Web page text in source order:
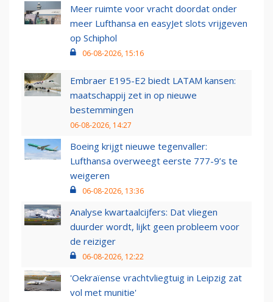
Meer ruimte voor vracht doordat onder
meer Lufthansa en easyJet slots vrijgeven
op Schiphol
06-08-2026, 15:16
Embraer E195-E2 biedt LATAM kansen:
maatschappij zet in op nieuwe
bestemmingen
06-08-2026, 14:27
Boeing krijgt nieuwe tegenvaller:
Lufthansa overweegt eerste 777-9’s te
weigeren
06-08-2026, 13:36
Analyse kwartaalcijfers: Dat vliegen
duurder wordt, lijkt geen probleem voor
de reiziger
06-08-2026, 12:22
'Oekraïense vrachtvliegtuig in Leipzig zat
vol met munitie'